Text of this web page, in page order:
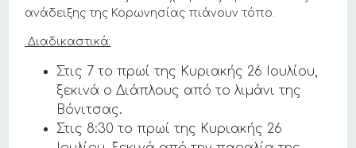
ανάδειξης της Κορωνησίας πιάνουν τόπο.
Διαδικαστικά:
Στις 7 το πρωί της Κυριακής 26 Ιουλίου,
ξεκινά ο Διάπλους από το λιμάνι της
Βόνιτσας.
Στις 8:30 το πρωί της Κυριακής 26